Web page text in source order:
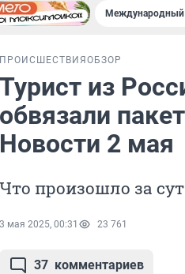
ПРОИСШЕСТВИЯ ОБЗОР
Турист из
обвязали
Новости 2 мая
Что произошло за
3 мая 2025, 00:31 23 761
37 комментариев